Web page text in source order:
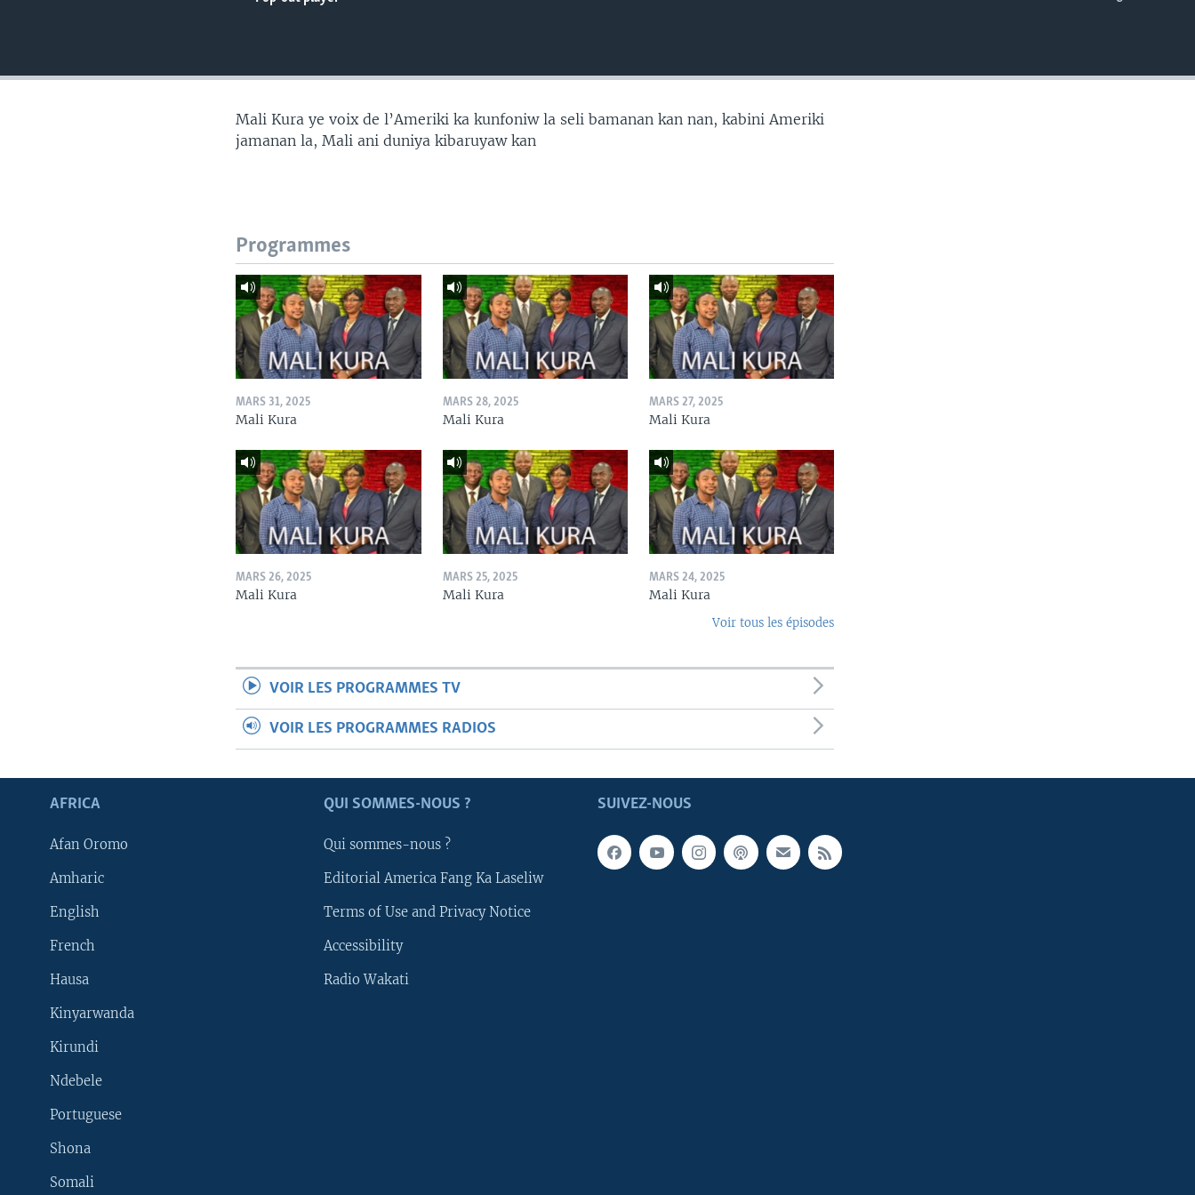
Mali Kura ye voix de l’Ameriki ka kunfoniw la seli bamanan kan nan, kabini Ameriki
jamanan la, Mali ani duniya kibaruyaw kan
Programmes
MARS 31, 2025
Mali Kura
MARS 28, 2025
Mali Kura
MARS 27, 2025
Mali Kura
MARS 26, 2025
Mali Kura
MARS 25, 2025
Mali Kura
MARS 24, 2025
Mali Kura
Voir tous les épisodes
VOIR LES PROGRAMMES TV
VOIR LES PROGRAMMES RADIOS
SUIVEZ-NOUS
AFRICA
Afan Oromo
Amharic
English
French
Hausa
Kinyarwanda
Kirundi
Ndebele
Portuguese
Shona
Somali
QUI SOMMES-NOUS ?
Qui sommes-nous ?
Editorial America Fang Ka Laseliw
Terms of Use and Privacy Notice
Accessibility
Radio Wakati